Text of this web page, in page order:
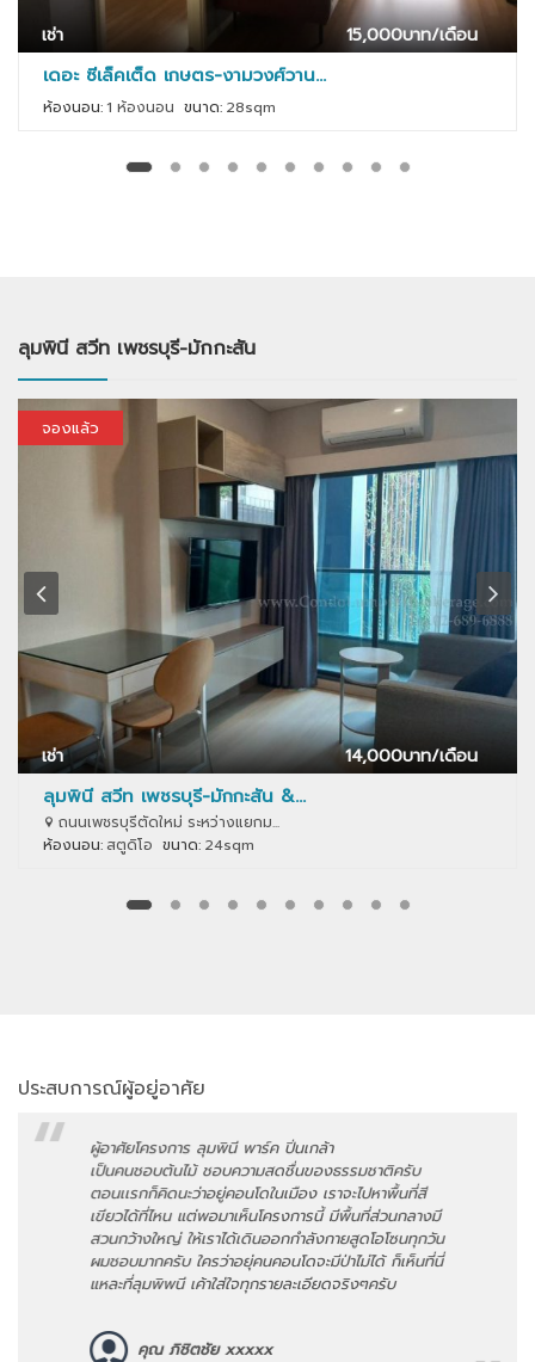
เช่า 15,000บาท/เดือน
เดอะ ซีเล็คเต็ด เกษตร-งามวงศ์วาน...
ห้องนอน:1 ห้องนอน ขนาด: 28sqm
ลุมพินี สวีท เพชรบุรี-มักกะสัน
จองแล้ว
เช่า 14,000บาท/เดือน
ลุมพินี สวีท เพชรบุรี-มักกะสัน &...
ถนนเพชรบุรีตัดใหม่ ระหว่างแยกม...
ห้องนอน: สตูดิโอ ขนาด: 24sqm
ประสบการณ์ผู้อยู่อาศัย
ผู้อาศัยโครงการ ลุมพินี พาร์ค ปิ่นเกล้า
เป็นคนชอบต้นไม้ ชอบความสดชื่นของธรรมชาติครับ
ตอนเเรกก็คิดนะว่าอยู่คอนโดในเมือง เราจะไปหาพื้นที่สี
เขียวได้ที่ไหน แต่พอมาเห็นโครงการนี้ มีพื้นที่ส่วนกลางมี
สวนกว้างใหญ่ ให้เราได้เดินออกกำลังกายสูดโอโซนทุกวัน
ผมชอบมากครับ ใครว่าอยุ่คนคอนโดจะมีป่าไม่ได้ ก็เห็นที่นี่
แหละที่ลุมพิพนี เค้าใส่ใจทุกรายละเอียดจริงๆครับ
คุณ ภิชิตชัย xxxxx